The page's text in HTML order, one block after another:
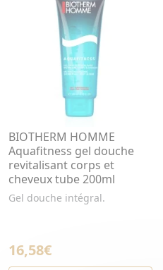
BIOTHERM HOMME
Aquafitness gel douche
revitalisant corps et
cheveux tube 200ml
Gel douche intégral.
16,58€